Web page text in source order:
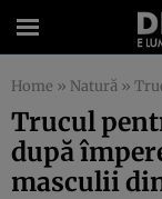
Home » Natură » Trucul
Trucul
după
masculii